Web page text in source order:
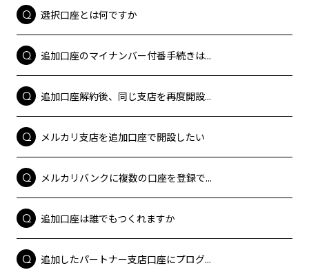
選択口座とは何ですか
追加口座のマイナンバー付番手続きは...
追加口座解約後、同じ支店を再度開設...
メルカリ支店を追加口座で開設したい
メルカリバンクに複数の口座を登録で...
追加口座は誰でもつくれますか
追加したパートナー支店口座にプログ...